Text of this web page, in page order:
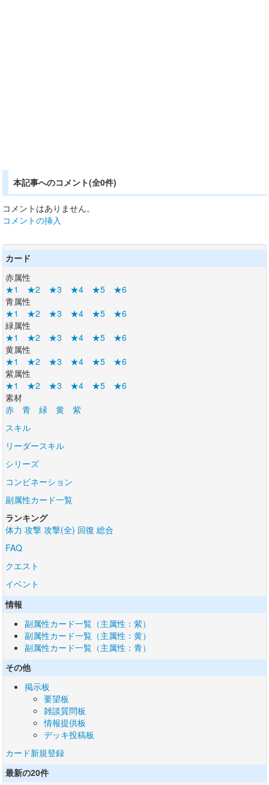
本記事へのコメント(全0件)
コメントはありません。
コメントの挿入
カード
赤属性
★1
★2 ★3 ★4 ★5
★6
青属性
★1
★2 ★3 ★4 ★5
★6
緑属性
★1
★2 ★3 ★4 ★5
★6
黄属性
★1
★2 ★3 ★4 ★5
★6
紫属性
★1
★2 ★3 ★4 ★5
★6
素材
赤
青 緑 黄
紫
スキル
リーダースキル
シリーズ
コンビネーション
副属性カード一覧
ランキング
体力 攻撃 攻撃(全) 回復 総合
FAQ
クエスト
イベント
情報
副属性カード一覧（主属性：紫）
副属性カード一覧（主属性：黄）
副属性カード一覧（主属性：青）
その他
掲示板
要望板
雑談質問板
情報提供板
デッキ投稿板
カード新規登録
最新の20件